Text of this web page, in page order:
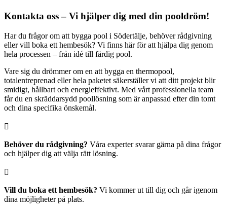
Kontakta oss – Vi hjälper dig med din pooldröm!
Har du frågor om att bygga pool i Södertälje, behöver rådgivning
eller vill boka ett hembesök? Vi finns här för att hjälpa dig genom
hela processen – från idé till färdig pool.
Vare sig du drömmer om en att bygga en thermopool,
totalentreprenad eller hela paketet säkerställer vi att ditt projekt blir
smidigt, hållbart och energieffektivt. Med vårt professionella team
får du en skräddarsydd poollösning som är anpassad efter din tomt
och dina specifika önskemål.

Behöver du rådgivning? Våra experter svarar gärna på dina frågor
och hjälper dig att välja rätt lösning.

Vill du boka ett hembesök? Vi kommer ut till dig och går igenom
dina möjligheter på plats.